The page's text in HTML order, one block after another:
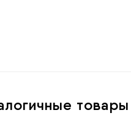
товары